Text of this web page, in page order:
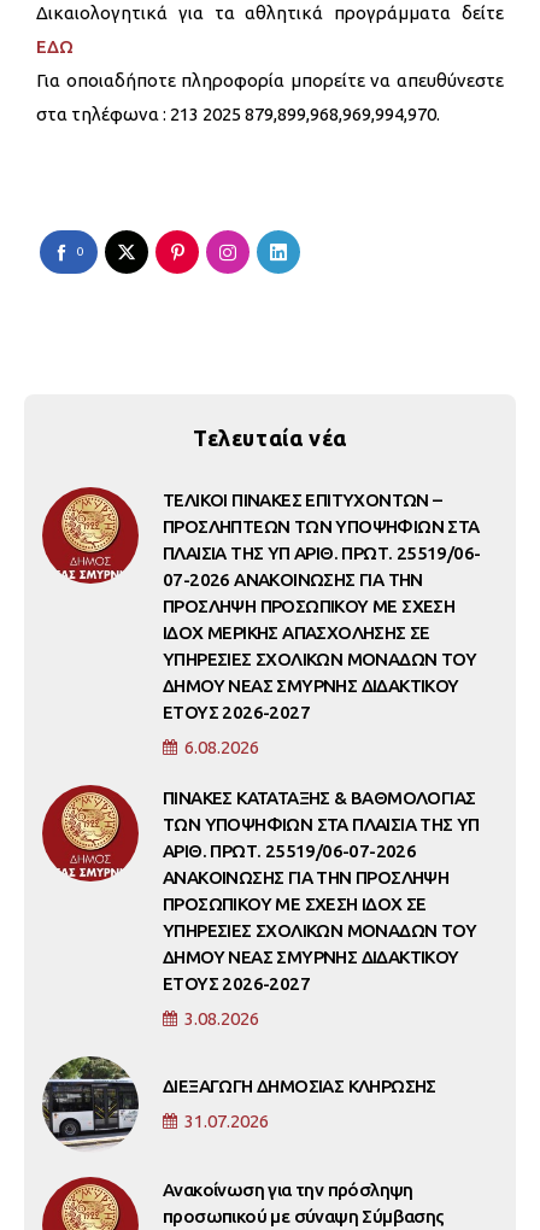
Δικαιολογητικά για τα αθλητικά προγράμματα δείτε
ΕΔΩ
Για οποιαδήποτε πληροφορία μπορείτε να απευθύνεστε
στα τηλέφωνα : 213 2025 879,899,968,969,994,970.
0
Τελευταία νέα
ΤΕΛΙΚΟΙ ΠΙΝΑΚΕΣ ΕΠΙΤΥΧΟΝΤΩΝ –
ΠΡΟΣΛΗΠΤΕΩΝ ΤΩΝ ΥΠΟΨΗΦΙΩΝ ΣΤΑ
ΠΛΑΙΣΙΑ ΤΗΣ ΥΠ ΑΡΙΘ. ΠΡΩΤ. 25519/06-
07-2026 ΑΝΑΚΟΙΝΩΣΗΣ ΓΙΑ ΤΗΝ
ΠΡΟΣΛΗΨΗ ΠΡΟΣΩΠΙΚΟΥ ΜΕ ΣΧΕΣΗ
ΙΔΟΧ ΜΕΡΙΚΗΣ ΑΠΑΣΧΟΛΗΣΗΣ ΣΕ
ΥΠΗΡΕΣΙΕΣ ΣΧΟΛΙΚΩΝ ΜΟΝΑΔΩΝ ΤΟΥ
ΔΗΜΟΥ ΝΕΑΣ ΣΜΥΡΝΗΣ ΔΙΔΑΚΤΙΚΟΥ
ΕΤΟΥΣ 2026-2027
6.08.2026
ΠΙΝΑΚΕΣ ΚΑΤΑΤΑΞΗΣ & ΒΑΘΜΟΛΟΓΙΑΣ
ΤΩΝ ΥΠΟΨΗΦΙΩΝ ΣΤΑ ΠΛΑΙΣΙΑ ΤΗΣ ΥΠ
ΑΡΙΘ. ΠΡΩΤ. 25519/06-07-2026
ΑΝΑΚΟΙΝΩΣΗΣ ΓΙΑ ΤΗΝ ΠΡΟΣΛΗΨΗ
ΠΡΟΣΩΠΙΚΟΥ ΜΕ ΣΧΕΣΗ ΙΔΟΧ ΣΕ
ΥΠΗΡΕΣΙΕΣ ΣΧΟΛΙΚΩΝ ΜΟΝΑΔΩΝ ΤΟΥ
ΔΗΜΟΥ ΝΕΑΣ ΣΜΥΡΝΗΣ ΔΙΔΑΚΤΙΚΟΥ
ΕΤΟΥΣ 2026-2027
3.08.2026
ΔΙΕΞΑΓΩΓΗ ΔΗΜΟΣΙΑΣ ΚΛΗΡΩΣΗΣ
31.07.2026
Ανακοίνωση για την πρόσληψη
προσωπικού με σύναψη Σύμβασης